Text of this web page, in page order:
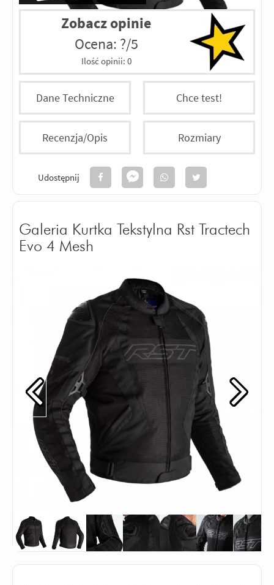
Zobacz opinie
Ocena: ?/5
Ilość opinii: 0
Dane Techniczne Chce test!
Recenzja/Opis Rozmiary
Udostępnij
Galeria Kurtka Tekstylna Rst Tractech
Evo 4 Mesh